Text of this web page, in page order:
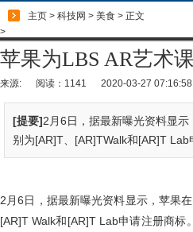
主页 > 科技网 > 美食 > 正文
>
苹果为LBS AR艺术
来源: 阅读：1141 2020-03-27 07:16:58
[提要]2月6日，据最新曝光资料显
别为[AR]T、[AR]TWalk和[AR]T Lab
2月6日，据最新曝光资料显示，苹果
[AR]T Walk和[AR]T Lab申请注册商